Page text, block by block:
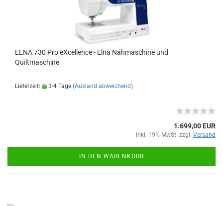
ELNA 730 Pro eXcellence - Elna Nähmaschine und
Quiltmaschine
Lieferzeit: 3-4 Tage (Ausland abweichend)
1.699,00 EUR
inkl. 19% MwSt. zzgl. Versand
IN DEN WARENKORB